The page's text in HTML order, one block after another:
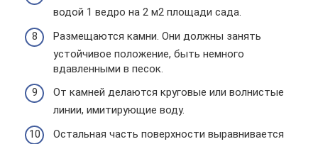
водой 1 ведро на 2 м2 площади сада.
Размещаются камни. Они должны занять
устойчивое положение, быть немного
вдавленными в песок.
От камней делаются круговые или волнистые
линии, имитирующие воду.
Остальная часть поверхности выравнивается